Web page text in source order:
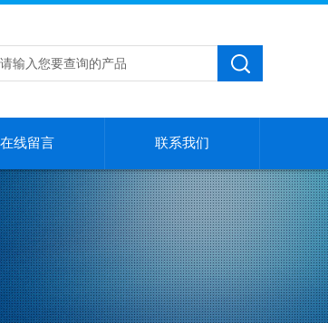
在线留言 联系我们